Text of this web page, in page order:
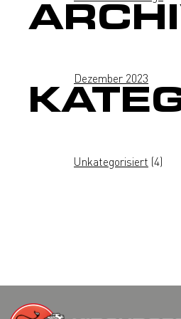
Dezember 2023
Unkategorisiert (4)